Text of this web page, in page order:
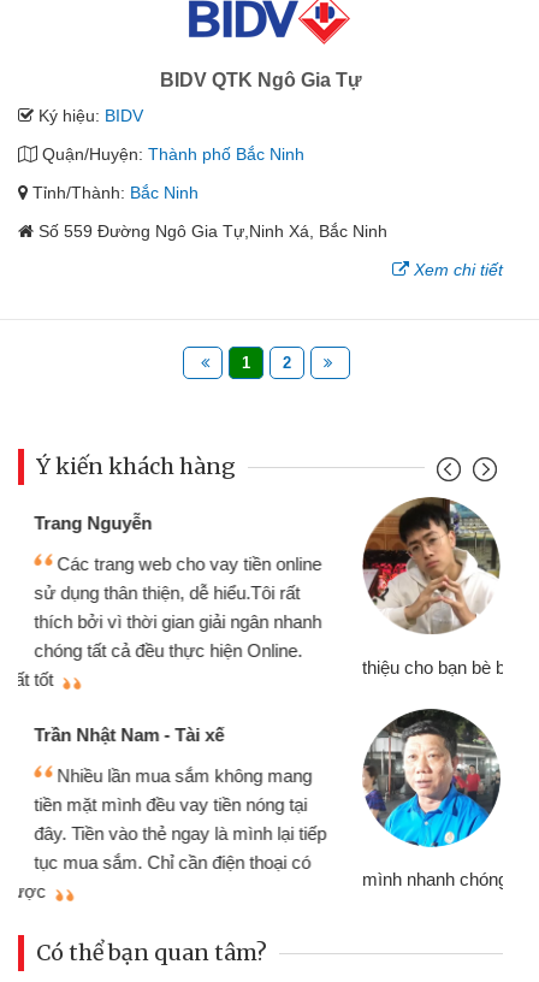
BIDV QTK Ngô Gia Tự
Ký hiệu: BIDV
Quận/Huyện: Thành phố Bắc Ninh
Tỉnh/Thành: Bắc Ninh
Số 559 Đường Ngô Gia Tự,Ninh Xá, Bắc Ninh
Xem chi tiết
1 2
Ý kiến khách hàng
Mình cần tiền gấp nên định cầm cố
chiếc xe wave nhưng thật may đã có
gói vay tiền bằng CMND online không
cần gặp mặt nên rất tiện lợi, sẽ giới
thiệu cho bạn bè biết
Cấn Văn Lực - Tạp hóa
Tôi kinh doanh buôn bán nhỏ lẻ
nhiều lúc cần vốn nhập hàng, nhờ biết
đến website qua bạn bè giới thiệu tôi
đã giải quyết được công việc của
Có thể bạn quan tâm?